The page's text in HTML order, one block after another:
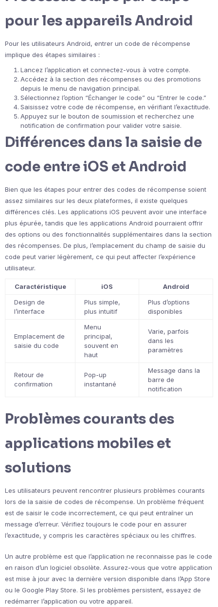
pour les appareils Android
Pour les utilisateurs Android, entrer un code de récompense
implique des étapes similaires :
Lancez l’application et connectez-vous à votre compte.
Accédez à la section des récompenses ou des promotions
depuis le menu de navigation principal.
Sélectionnez l’option “Échanger le code” ou “Entrer le code.”
Saisissez votre code de récompense, en vérifiant l’exactitude.
Appuyez sur le bouton de soumission et recherchez une
notification de confirmation pour valider votre saisie.
Différences dans la saisie de
code entre iOS et Android
Bien que les étapes pour entrer des codes de récompense soient
assez similaires sur les deux plateformes, il existe quelques
différences clés. Les applications iOS peuvent avoir une interface
plus épurée, tandis que les applications Android pourraient offrir
des options ou des fonctionnalités supplémentaires dans la section
des récompenses. De plus, l’emplacement du champ de saisie du
code peut varier légèrement, ce qui peut affecter l’expérience
utilisateur.
Caractéristique iOS
Android
Design de
l’interface
Plus simple,
plus intuitif
Plus d’options
disponibles
Emplacement de
saisie du code
Menu
principal,
souvent en
haut
Varie, parfois
dans les
paramètres
Retour de
confirmation
Pop-up
instantané
Message dans la
barre de
notification
Problèmes courants des
applications mobiles et
solutions
Les utilisateurs peuvent rencontrer plusieurs problèmes courants
lors de la saisie de codes de récompense. Un problème fréquent
est de saisir le code incorrectement, ce qui peut entraîner un
message d’erreur. Vérifiez toujours le code pour en assurer
l’exactitude, y compris les caractères spéciaux ou les chiffres.
Un autre problème est que l’application ne reconnaisse pas le code
en raison d’un logiciel obsolète. Assurez-vous que votre application
est mise à jour avec la dernière version disponible dans l’App Store
ou le Google Play Store. Si les problèmes persistent, essayez de
redémarrer l’application ou votre appareil.